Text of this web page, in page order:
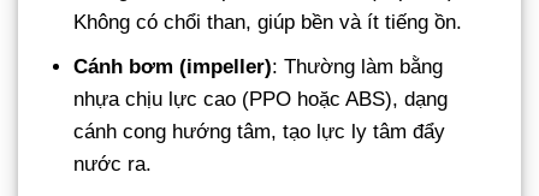
Không có chổi than, giúp bền và ít tiếng ồn.
Cánh bơm (impeller): Thường làm bằng
nhựa chịu lực cao (PPO hoặc ABS), dạng
cánh cong hướng tâm, tạo lực ly tâm đẩy
nước ra.